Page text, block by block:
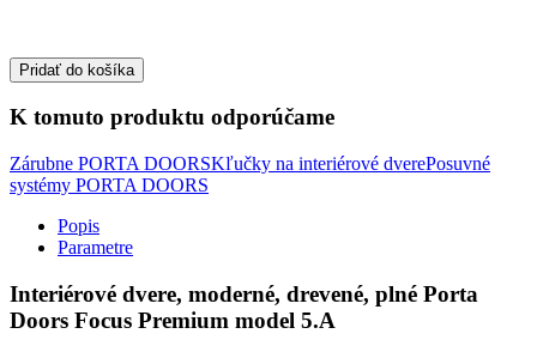
Pridať do košíka
K tomuto produktu odporúčame
Zárubne PORTA DOORSKľučky na interiérové dverePosuvné
systémy PORTA DOORS
Popis
Parametre
Interiérové dvere, moderné, drevené, plné Porta
Doors Focus Premium model 5.A